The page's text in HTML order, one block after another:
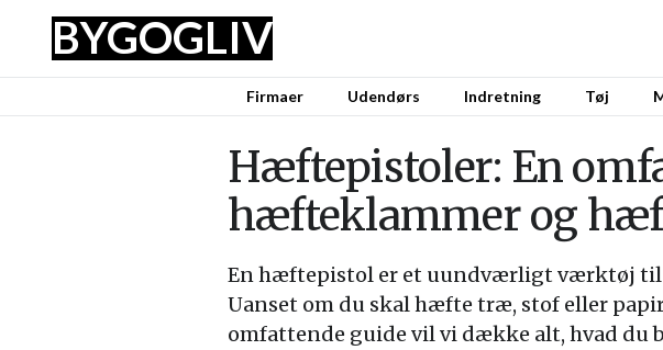
BYGOGLIV
Firmaer Udendørs Indretning Tøj
Hæftepistoler: En
hæfteklammer og
En hæftepistol er et uundværligt værktøj til
Uanset om du skal hæfte træ, stof eller
omfattende guide vil vi dække alt, hvad